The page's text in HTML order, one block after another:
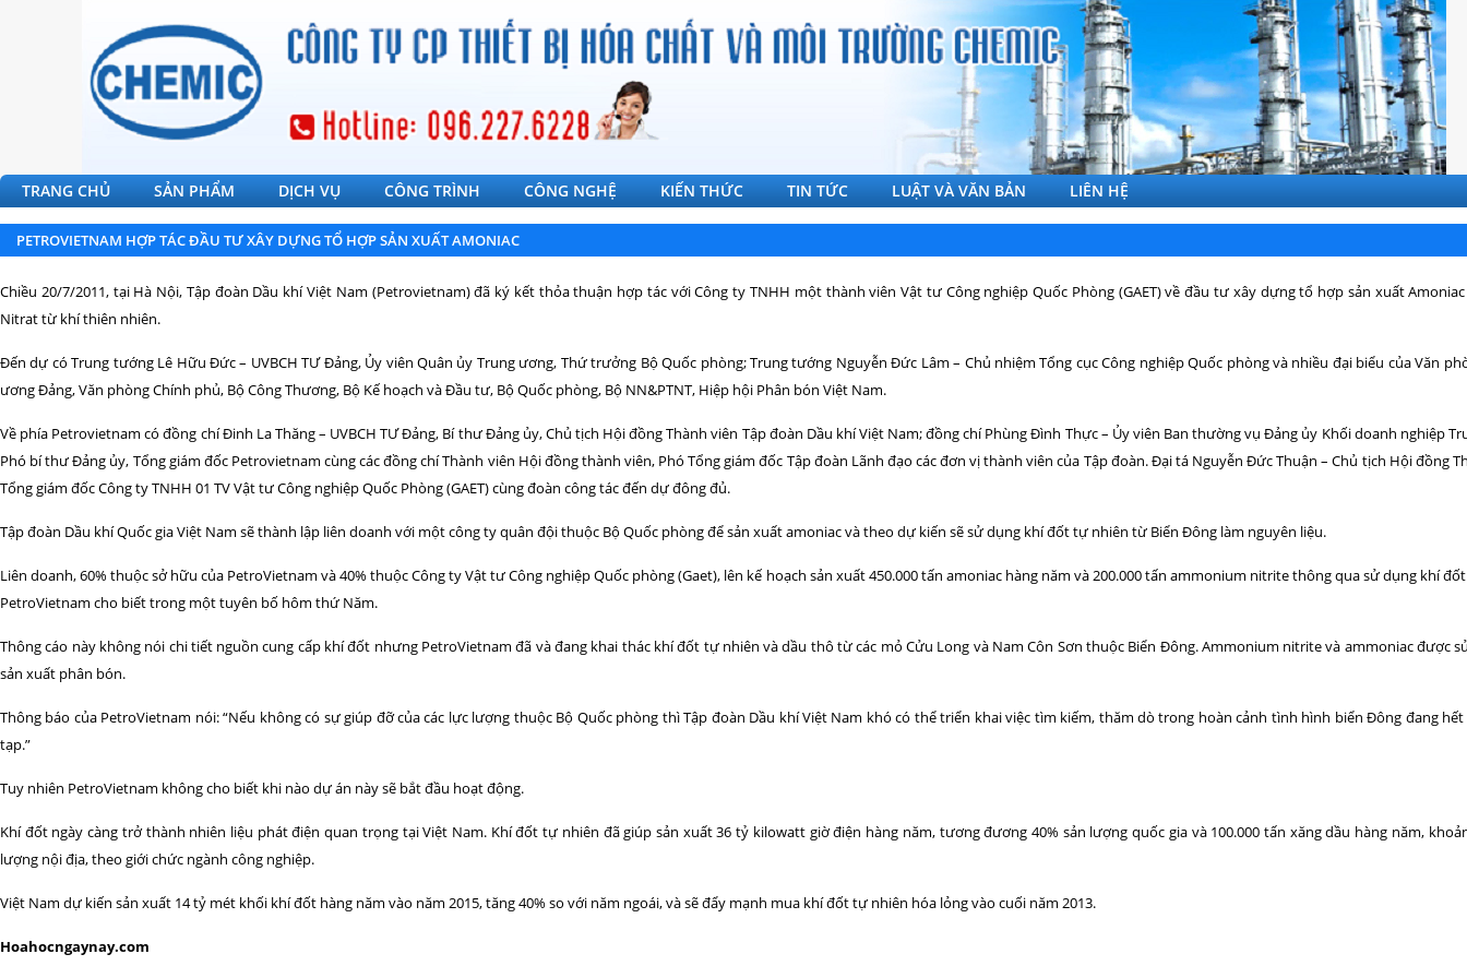
TRANG CHỦ SẢN PHẨM DỊCH VỤ CÔNG TRÌNH CÔNG NGHỆ KIẾN THỨC TIN TỨC LUẬT VÀ VĂN BẢN LIÊN HỆ
PETROVIETNAM HỢP TÁC ĐẦU TƯ XÂY DỰNG TỔ HỢP SẢN XUẤT AMONIAC
Chiều 20/7/2011, tại Hà Nội, Tập đoàn Dầu khí Việt Nam (Petrovietnam) đã ký kết thỏa thuận hợp tác với Công ty TNHH một thành viên Vật tư Công nghiệp Quốc Phòng (GAET) về đầu tư xây dựng tổ hợp sản xuất
Nitrat từ khí thiên nhiên.
Đến dự có Trung tướng Lê Hữu Đức – UVBCH TƯ Đảng, Ủy viên Quân ủy Trung ương, Thứ trưởng Bộ Quốc phòng; Trung tướng Nguyễn Đức Lâm – Chủ nhiệm Tổng cục Công nghiệp Quốc phòng và nhiều đại biểu của Văn
ương Đảng, Văn phòng Chính phủ, Bộ Công Thương, Bộ Kế hoạch và Đầu tư, Bộ Quốc phòng, Bộ NN&PTNT, Hiệp hội Phân bón Việt Nam.
Về phía Petrovietnam có đồng chí Đinh La Thăng – UVBCH TƯ Đảng, Bí thư Đảng ủy, Chủ tịch Hội đồng Thành viên Tập đoàn Dầu khí Việt Nam; đồng chí Phùng Đình Thực – Ủy viên Ban thường vụ Đảng ủy Khối doanh nghiệp
Phó bí thư Đảng ủy, Tổng giám đốc Petrovietnam cùng các đồng chí Thành viên Hội đồng thành viên, Phó Tổng giám đốc Tập đoàn Lãnh đạo các đơn vị thành viên của Tập đoàn. Đại tá Nguyễn Đức Thuận – Chủ tịch Hội đồng
Tổng giám đốc Công ty TNHH 01 TV Vật tư Công nghiệp Quốc Phòng (GAET) cùng đoàn công tác đến dự đông đủ.
Tập đoàn Dầu khí Quốc gia Việt Nam sẽ thành lập liên doanh với một công ty quân đội thuộc Bộ Quốc phòng để sản xuất amoniac và theo dự kiến sẽ sử dụng khí đốt tự nhiên từ Biển Đông làm nguyên liệu.
Liên doanh, 60% thuộc sở hữu của PetroVietnam và 40% thuộc Công ty Vật tư Công nghiệp Quốc phòng (Gaet), lên kế hoạch sản xuất 450.000 tấn amoniac hàng năm và 200.000 tấn ammonium nitrite thông qua sử dụng khí
PetroVietnam cho biết trong một tuyên bố hôm thứ Năm.
Thông cáo này không nói chi tiết nguồn cung cấp khí đốt nhưng PetroVietnam đã và đang khai thác khí đốt tự nhiên và dầu thô từ các mỏ Cửu Long và Nam Côn Sơn thuộc Biển Đông. Ammonium nitrite và ammoniac được
sản xuất phân bón.
Thông báo của PetroVietnam nói: “Nếu không có sự giúp đỡ của các lực lượng thuộc Bộ Quốc phòng thì Tập đoàn Dầu khí Việt Nam khó có thể triển khai việc tìm kiếm, thăm dò trong hoàn cảnh tình hình biển Đông đang
tạp.”
Tuy nhiên PetroVietnam không cho biết khi nào dự án này sẽ bắt đầu hoạt động.
Khí đốt ngày càng trở thành nhiên liệu phát điện quan trọng tại Việt Nam. Khí đốt tự nhiên đã giúp sản xuất 36 tỷ kilowatt giờ điện hàng năm, tương đương 40% sản lượng quốc gia và 100.000 tấn xăng dầu hàng năm,
lượng nội địa, theo giới chức ngành công nghiệp.
Việt Nam dự kiến sản xuất 14 tỷ mét khối khí đốt hàng năm vào năm 2015, tăng 40% so với năm ngoái, và sẽ đẩy mạnh mua khí đốt tự nhiên hóa lỏng vào cuối năm 2013.
Hoahocngaynay.com